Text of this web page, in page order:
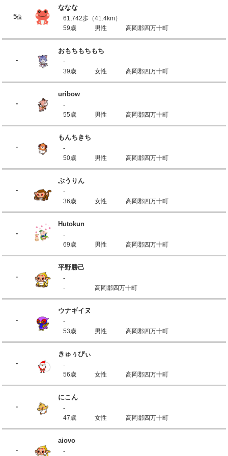
5位
ななな
61,742歩（41.4km）
59歳
男性 高岡郡四万十町
-
おもちもちもち
-
39歳
女性 高岡郡四万十町
-
uribow
-
55歳
男性 高岡郡四万十町
-
もんちきち
-
50歳
男性 高岡郡四万十町
-
ぶうりん
-
36歳
女性 高岡郡四万十町
-
Hutokun
-
69歳
男性 高岡郡四万十町
-
平野勝己
-
-
高岡郡四万十町
-
ウナギイヌ
-
53歳
男性 高岡郡四万十町
-
きゅぅぴぃ
-
56歳
女性 高岡郡四万十町
-
にこん
-
47歳
女性 高岡郡四万十町
-
aiovo
-